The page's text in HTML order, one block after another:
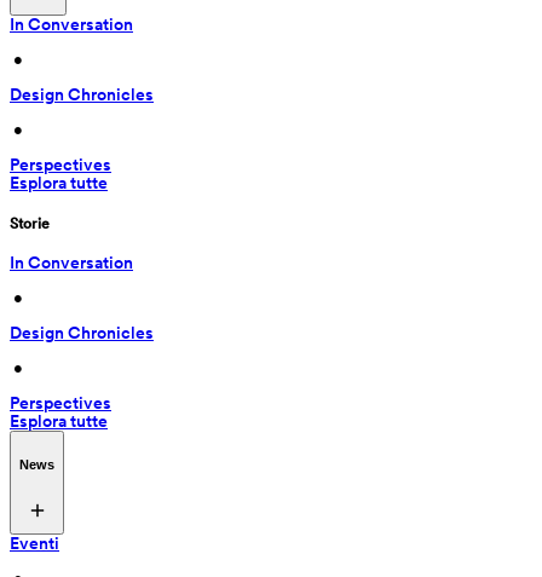
In Conversation
•
Design Chronicles
•
Perspectives
Esplora tutte
Storie
In Conversation
•
Design Chronicles
•
Perspectives
Esplora tutte
News
Eventi